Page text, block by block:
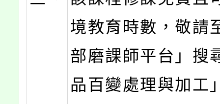
境教育時數，敬請
部磨課師平台」搜
品百變處理與加工